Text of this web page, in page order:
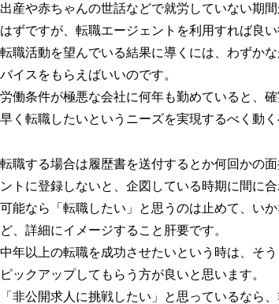
出産や赤ちゃんの世話などで就労していない期
はずですが、転職エージェントを利用すれば良
転職活動を望んでいる結果に導くには、わずか
バイスをもらえばいいのです。
労働条件が極悪な会社に何年も勤めていると、
早く転職したいというニーズを実現するべく動く
転職する場合は履歴書を送付するとか何回かの
ントに登録しないと、企図している時期に間に
可能なら「転職したい」と思うのは止めて、い
ど、詳細にイメージすること肝要です。
中年以上の転職を成功させたいという時は、そ
ピックアップしてもらう方が良いと思います。
「非公開求人に挑戦したい」と思っているなら